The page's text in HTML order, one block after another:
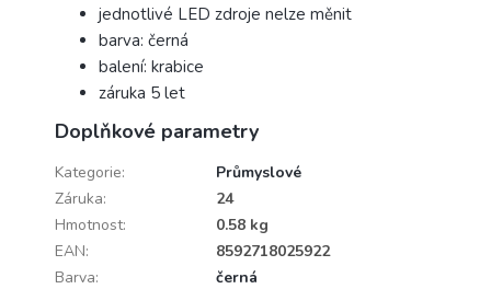
jednotlivé LED zdroje nelze měnit
barva: černá
balení: krabice
záruka 5 let
Doplňkové parametry
Kategorie:
Průmyslové
Záruka:
24
Hmotnost:
0.58 kg
EAN:
8592718025922
Barva:
černá